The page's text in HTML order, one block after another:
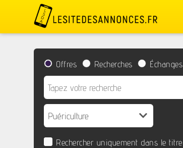
Offres Recherches Échanges
Rechercher uniquement dans le titre